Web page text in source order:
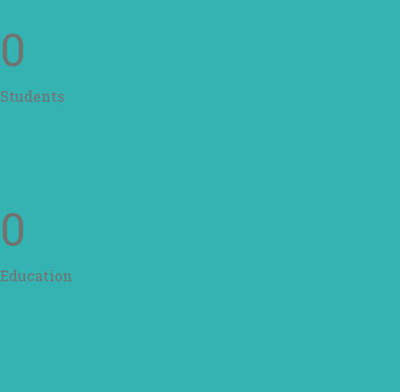
0
Students
0
Education